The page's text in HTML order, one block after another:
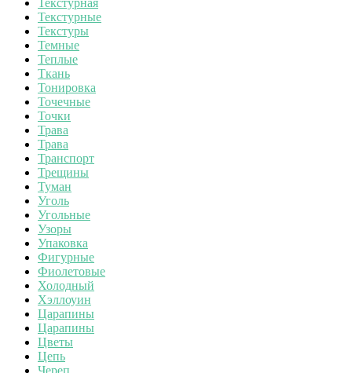
Текстурные
Текстуры
Темные
Теплые
Ткань
Тонировка
Точечные
Точки
Трава
Трава
Транспорт
Трещины
Туман
Уголь
Угольные
Узоры
Упаковка
Фигурные
Фиолетовые
Холодный
Хэллоуин
Царапины
Царапины
Цветы
Цепь
Череп